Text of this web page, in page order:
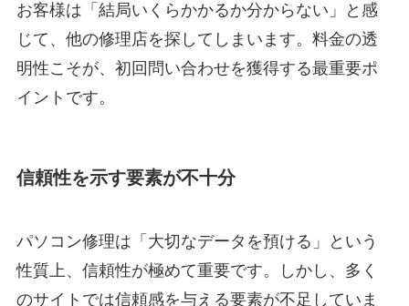
お客様は「結局いくらかかるか分からない」と感
じて、他の修理店を探してしまいます。料金の透
明性こそが、初回問い合わせを獲得する最重要ポ
イントです。
信頼性を示す要素が不十分
パソコン修理は「大切なデータを預ける」という
性質上、信頼性が極めて重要です。しかし、多く
のサイトでは信頼感を与える要素が不足していま